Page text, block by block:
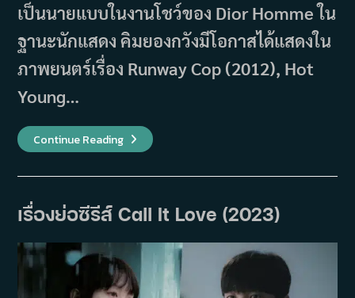
เป็นนายแบบในงานโชว์ของ Dior Homme ใน
ฐานะนักแสดง คิมยองกวังมีโอกาสได้แสดงใน
ภาพยนตร์เรื่อง Runway Cop (2012), Hot
Young…
Continue Readingประวัติ
และ
ของ
ยอ
งก
วัง
Young
Kwang)
เรื่องย่อซีรีส์ Call It Love (2023)